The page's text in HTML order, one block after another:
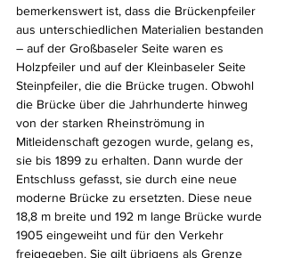
bemerkenswert ist, dass die Brückenpfeiler
aus unterschiedlichen Materialien bestanden
– auf der Großbaseler Seite waren es
Holzpfeiler und auf der Kleinbaseler Seite
Steinpfeiler, die die Brücke trugen. Obwohl
die Brücke über die Jahrhunderte hinweg
von der starken Rheinströmung in
Mitleidenschaft gezogen wurde, gelang es,
sie bis 1899 zu erhalten. Dann wurde der
Entschluss gefasst, sie durch eine neue
moderne Brücke zu ersetzten. Diese neue
18,8 m breite und 192 m lange Brücke wurde
1905 eingeweiht und für den Verkehr
freigegeben. Sie gilt übrigens als Grenze